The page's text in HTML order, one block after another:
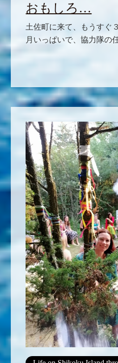
おもしろ…
土佐町に来て、もうすぐ
月いっぱいで、協力隊の